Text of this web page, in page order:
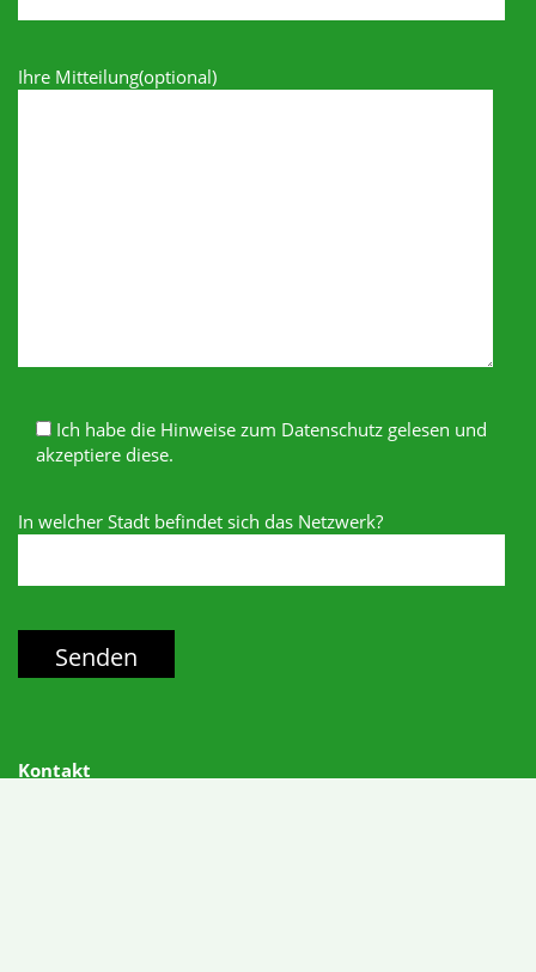
Ihre Mitteilung(optional)
Ich habe die Hinweise zum Datenschutz gelesen und
akzeptiere diese.
In welcher Stadt befindet sich das Netzwerk?
Kontakt